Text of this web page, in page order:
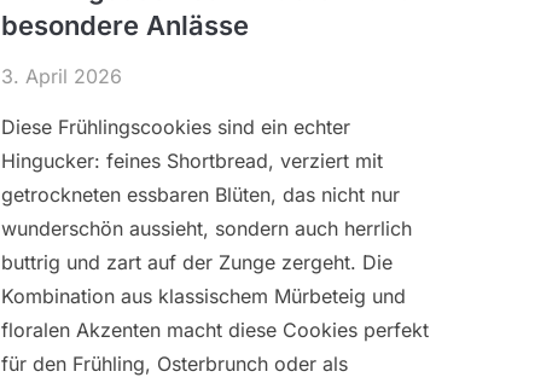
besondere Anlässe
3. April 2026
Diese Frühlingscookies sind ein echter
Hingucker: feines Shortbread, verziert mit
getrockneten essbaren Blüten, das nicht nur
wunderschön aussieht, sondern auch herrlich
buttrig und zart auf der Zunge zergeht. Die
Kombination aus klassischem Mürbeteig und
floralen Akzenten macht diese Cookies perfekt
für den Frühling, Osterbrunch oder als